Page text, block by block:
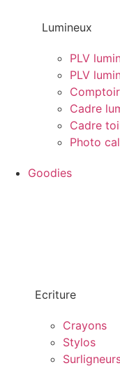
Lumineux
PLV
PLV
Cadre
Cadre
Photo
Goodies
Ecriture
Crayons
Stylos